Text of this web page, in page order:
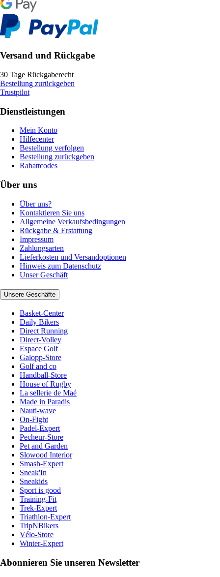
Versand und Rückgabe
30 Tage Rückgaberecht
Bestellung zurückgeben
Trustpilot
Dienstleistungen
Mein Konto
Hilfecenter
Bestellung verfolgen
Bestellung zurückgeben
Rabattcodes
Über uns
Über uns?
Kontaktieren Sie uns
Allgemeine Verkaufsbedingungen
Rückgabe & Erstattung
Impressum
Zahlungsarten
Lieferkosten und Versandoptionen
Hinweis zum Datenschutz
Unser Geschäft
Unsere Geschäfte
Basket-Center
Daily Bikers
Direct Running
Direct-Volley
Espace Golf
Galopp-Store
Golf and co
Handball-Store
House of Rugby
La sellerie de Maé
Made in Paradis
Nauti-wave
On-Fight
Padel-Expert
Pecheur-Store
Pet and Garden
Slowood Interior
Smash-Expert
Sneak'In
Sneakids
Sport is good
Training-Fit
Trek-Expert
Triathlon-Expert
TripNBikers
Vélo-Store
Winter-Expert
Abonnieren Sie unseren Newsletter